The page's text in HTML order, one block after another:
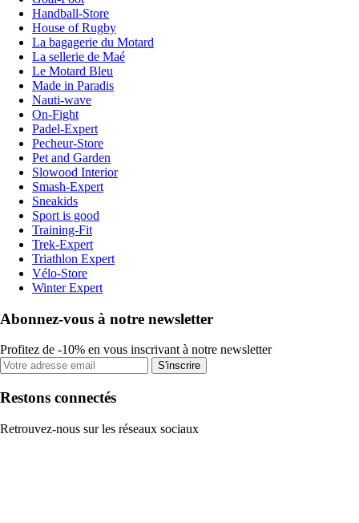
Handball-Store
House of Rugby
La bagagerie du Motard
La sellerie de Maé
Le Motard Bleu
Made in Paradis
Nauti-wave
On-Fight
Padel-Expert
Pecheur-Store
Pet and Garden
Slowood Interior
Smash-Expert
Sneakids
Sport is good
Training-Fit
Trek-Expert
Triathlon Expert
Vélo-Store
Winter Expert
Abonnez-vous à notre newsletter
Profitez de -10% en vous inscrivant à notre newsletter
S'inscrire
Restons connectés
Retrouvez-nous sur les réseaux sociaux